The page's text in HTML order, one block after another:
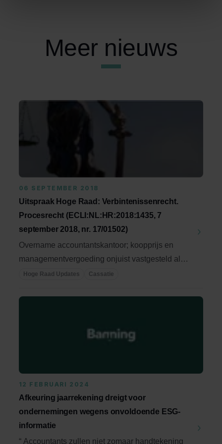
Meer nieuws
06 SEPTEMBER 2018
Uitspraak Hoge Raad: Verbintenissenrecht.
Procesrecht (ECLI:NL:HR:2018:1435, 7
september 2018, nr. 17/01502)
Overname accountantskantoor; koopprijs en
managementvergoeding onjuist vastgesteld als
gevolg van ...
Hoge Raad Updates Cassatie
12 FEBRUARI 2024
Afkeuring jaarrekening dreigt voor
ondernemingen wegens onvoldoende ESG-
informatie
“ Accountants zullen niet zomaar handtekening